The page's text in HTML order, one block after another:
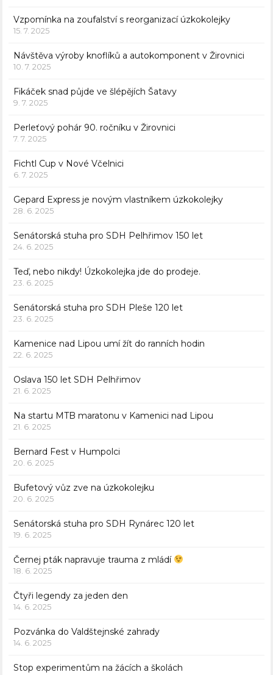
Vzpomínka na zoufalství s reorganizací úzkokolejky
15. 7. 2025
Návštěva výroby knoflíků a autokomponent v Žirovnici
10. 7. 2025
Fikáček snad půjde ve šlépějích Šatavy
9. 7. 2025
Perleťový pohár 90. ročníku v Žirovnici
7. 7. 2025
Fichtl Cup v Nové Včelnici
6. 7. 2025
Gepard Express je novým vlastníkem úzkokolejky
28. 6. 2025
Senátorská stuha pro SDH Pelhřimov 150 let
24. 6. 2025
Teď, nebo nikdy! Úzkokolejka jde do prodeje.
23. 6. 2025
Senátorská stuha pro SDH Pleše 120 let
23. 6. 2025
Kamenice nad Lipou umí žít do ranních hodin
22. 6. 2025
Oslava 150 let SDH Pelhřimov
21. 6. 2025
Na startu MTB maratonu v Kamenici nad Lipou
21. 6. 2025
Bernard Fest v Humpolci
20. 6. 2025
Bufetový vůz zve na úzkokolejku
20. 6. 2025
Senátorská stuha pro SDH Rynárec 120 let
19. 6. 2025
Černej pták napravuje trauma z mládí
18. 6. 2025
Čtyři legendy za jeden den
14. 6. 2025
Pozvánka do Valdštejnské zahrady
14. 6. 2025
Stop experimentům na žácích a školách